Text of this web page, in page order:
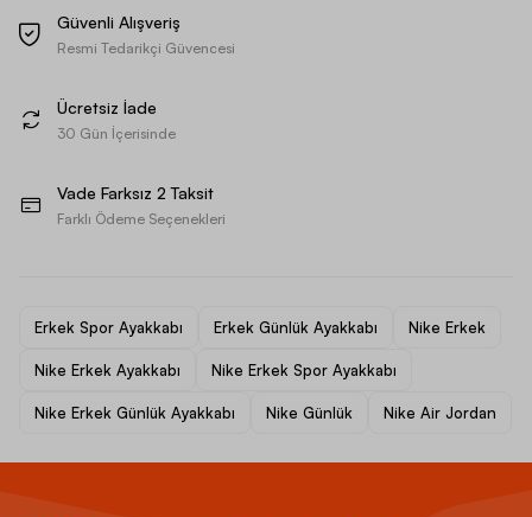
Güvenli Alışveriş
Resmi Tedarikçi Güvencesi
Ücretsiz İade
30 Gün İçerisinde
Vade Farksız 2 Taksit
Farklı Ödeme Seçenekleri
Erkek Spor Ayakkabı Erkek Günlük Ayakkabı Nike Erkek
Nike Erkek Ayakkabı Nike Erkek Spor Ayakkabı
Nike Erkek Günlük Ayakkabı Nike Günlük Nike Air Jordan